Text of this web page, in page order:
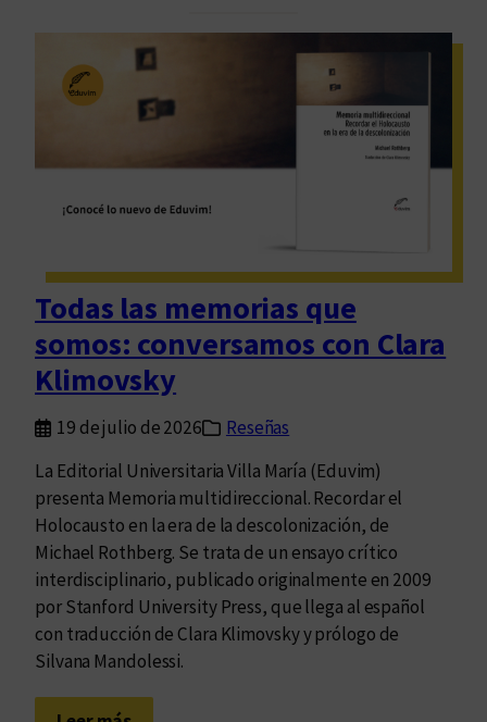
v
m
f
n
d
e
a
L
y
2
5
.
5
4
2
:
b
Todas las memorias que
somos: conversamos con Clara
Klimovsky
19 de julio de 2026
Reseñas
La Editorial Universitaria Villa María (Eduvim)
presenta Memoria multidireccional. Recordar el
Holocausto en la era de la descolonización, de
Michael Rothberg. Se trata de un ensayo crítico
interdisciplinario, publicado originalmente en 2009
por Stanford University Press, que llega al español
con traducción de Clara Klimovsky y prólogo de
Silvana Mandolessi.